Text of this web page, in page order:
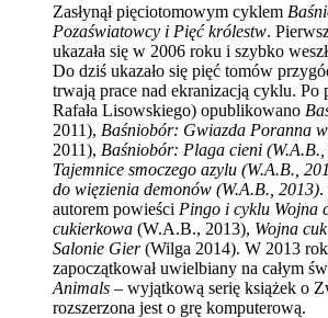
Zasłynął pięciotomowym cyklem
Pozaświatowcy i Pięć królestw.
ukazała się w 2006 roku i szybko
Do dziś ukazało się pięć tomów
trwają prace nad ekranizacją cyklu. Po
Rafała Lisowskiego) opublikowano
2011), Baśniobór: Gwiazda Poranna
2011), Baśniobór: Plaga cieni (W.A.B.,
Tajemnice smoczego azylu (W.A.B.,
do więzienia demonów (W.A.B., 2013).
autorem powieści Pingo i cyklu Wojna
cukierkowa (W.A.B., 2013), Wojna
Salonie Gier(Wilga 2014). W 2013
zapoczątkował uwielbiany na całym
Animals – wyjątkową serię książek o
rozszerzona jest o grę komputerową.